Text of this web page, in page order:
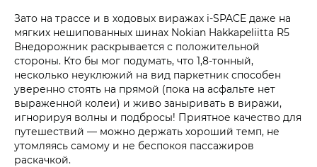
Зато на трассе и в ходовых виражах i‑SPACE даже на
мягких нешипованных шинах Nokian Hakkapeliitta R5
Внедорожник раскрывается с положительной
стороны. Кто бы мог подумать, что 1,8-тонный,
несколько неуклюжий на вид паркетник способен
уверенно стоять на прямой (пока на асфальте нет
выраженной колеи) и живо заныривать в виражи,
игнорируя волны и подбросы! Приятное качество для
путешествий — можно держать хороший темп, не
утомляясь самому и не беспокоя пассажиров
раскачкой.